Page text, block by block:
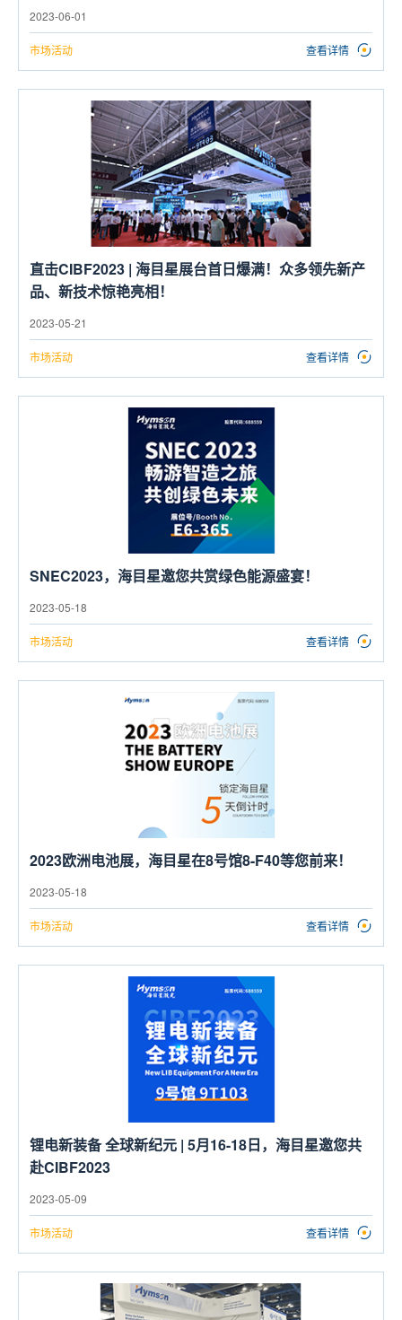
2023-06-01
市场活动 查看详情
直击CIBF2023 | 海目星展台首日爆满！众多领先新产
品、新技术惊艳亮相！
2023-05-21
市场活动 查看详情
SNEC2023，海目星邀您共赏绿色能源盛宴！
2023-05-18
市场活动 查看详情
2023欧洲电池展，海目星在8号馆8-F40等您前来！
2023-05-18
市场活动 查看详情
锂电新装备 全球新纪元 | 5月16-18日，海目星邀您共
赴CIBF2023
2023-05-09
市场活动 查看详情